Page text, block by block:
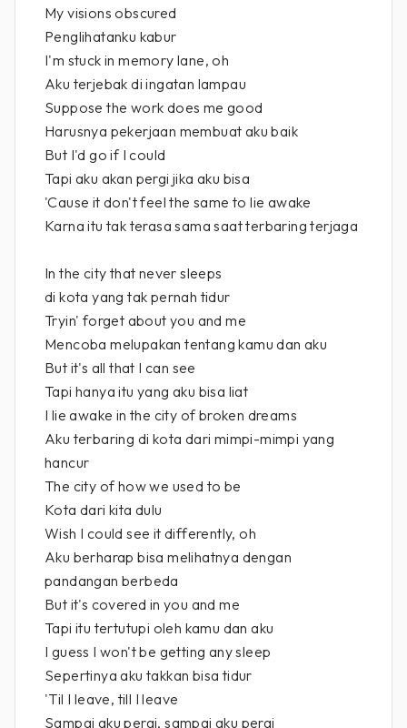
My visions obscured
Penglihatanku kabur
I'm stuck in memory lane, oh
Aku terjebak di ingatan lampau
Suppose the work does me good
Harusnya pekerjaan membuat aku baik
But I'd go if I could
Tapi aku akan pergi jika aku bisa
'Cause it don't feel the same to lie awake
Karna itu tak terasa sama saat terbaring terjaga
In the city that never sleeps
di kota yang tak pernah tidur
Tryin' forget about you and me
Mencoba melupakan tentang kamu dan aku
But it's all that I can see
Tapi hanya itu yang aku bisa liat
I lie awake in the city of broken dreams
Aku terbaring di kota dari mimpi-mimpi yang
hancur
The city of how we used to be
Kota dari kita dulu
Wish I could see it differently, oh
Aku berharap bisa melihatnya dengan
pandangan berbeda
But it's covered in you and me
Tapi itu tertutupi oleh kamu dan aku
I guess I won't be getting any sleep
Sepertinya aku takkan bisa tidur
'Til I leave, till I leave
Sampai aku pergi, sampai aku pergi